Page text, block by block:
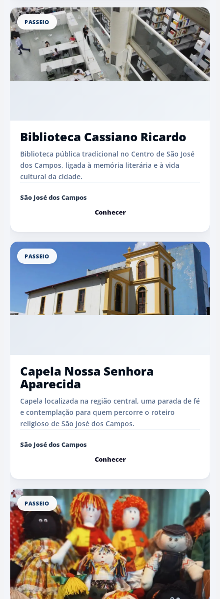
PASSEIO
Biblioteca Cassiano Ricardo
Biblioteca pública tradicional no Centro de São José
dos Campos, ligada à memória literária e à vida
cultural da cidade.
São José dos Campos
Conhecer
PASSEIO
Capela Nossa Senhora
Aparecida
Capela localizada na região central, uma parada de fé
e contemplação para quem percorre o roteiro
religioso de São José dos Campos.
São José dos Campos
Conhecer
PASSEIO